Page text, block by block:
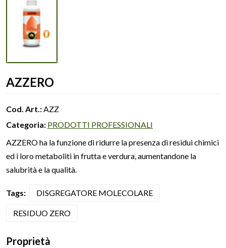
AZZERO
Cod. Art.:AZZ
Categoria: PRODOTTI PROFESSIONALI
AZZERO ha la funzione di ridurre la presenza di residui chimici
ed i loro metaboliti in frutta e verdura, aumentandone la
salubrità e la qualità.
Tags: DISGREGATORE MOLECOLARE
RESIDUO ZERO
Proprietà